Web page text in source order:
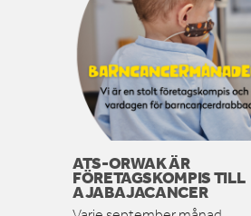
ATS-ORWAK ÄR
FÖRETAGSKOMPIS TILL
AJABAJACANCER